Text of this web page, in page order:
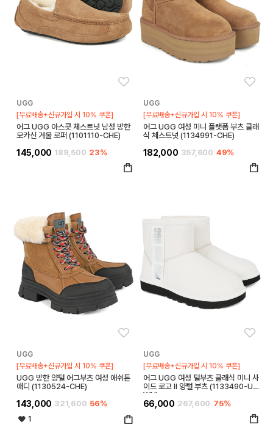
UGG
[무료배송+신규가입 시 10% 쿠폰]
어그 UGG 아스콧 체스트넛 남성 방한
모카신 겨울 로퍼 (1101110-CHE)
145,000 189,500 23%
UGG
[무료배송+신규가입 시 10% 쿠폰]
어그 UGG 여성 미니 플랫폼 부츠 클래
식 체스트넛 (1134991-CHE)
182,000 357,600 49%
UGG
[무료배송+신규가입 시 10% 쿠폰]
UGG 방한 양털 어그부츠 여성 애쉬톤
애디 (1130524-CHE)
143,000 321,600 56%
1
UGG
[무료배송+신규가입 시 10% 쿠폰]
어그 UGG 여성 털부츠 클래식 미니 사
이드 로고 II 양털 부츠 (1133490-UM
WH)
66,000 267,600 75%